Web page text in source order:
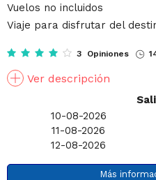
Vuelos no incluidos
Viaje para disfrutar del
3 Opiniones
Ver descripción
10-08-2026
11-08-2026
12-08-2026
Más